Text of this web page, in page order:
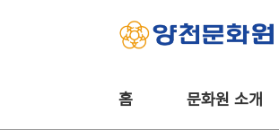
홈 문화원 소개